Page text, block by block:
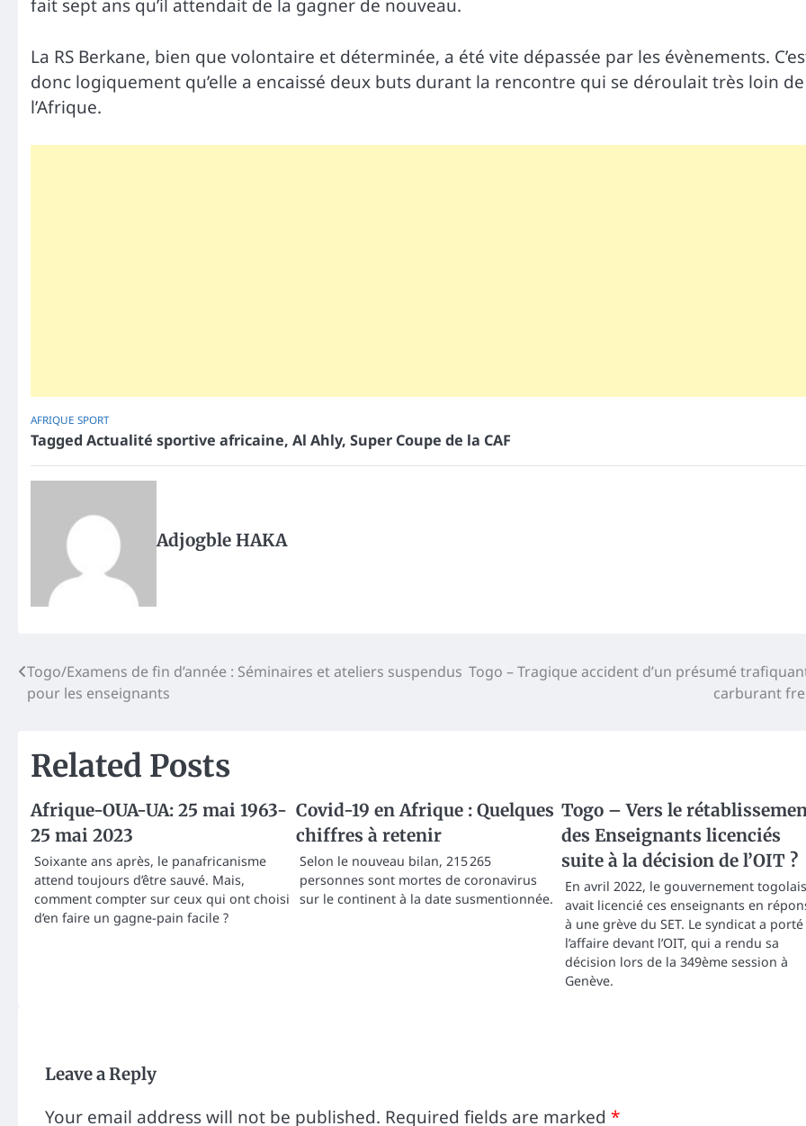
fait sept ans qu’il attendait de la gagner de nouveau.
La RS Berkane, bien que volontaire et déterminée, a été vite dépassée par les évènements.
donc logiquement qu’elle a encaissé deux buts durant la rencontre qui se déroulait très loin de
l’Afrique.
AFRIQUE SPORT
Tagged Actualité sportive africaine, Al Ahly, Super Coupe de la CAF
Adjogble HAKA
Post
navigation
Togo/Examens de fin d’année : Séminaires et ateliers suspendus
pour les enseignants
Togo – Tragique accident d’un présumé
carburant
Related Posts
Afrique-OUA-UA: 25 mai 1963-
25 mai 2023
Soixante ans après, le panafricanisme
attend toujours d’être sauvé. Mais,
comment compter sur ceux qui ont choisi
d’en faire un gagne-pain facile ?
Covid-19 en Afrique : Quelques
chiffres à retenir
Selon le nouveau bilan, 215 265
personnes sont mortes de coronavirus
sur le continent à la date susmentionnée.
Togo – Vers le
des Enseignants licenciés
suite à la décision de l’OIT ?
En avril 2022, le gouvernement togolais
avait licencié ces enseignants en
à une grève du SET. Le syndicat a porté
l’affaire devant l’OIT, qui a rendu sa
décision lors de la 349ème session à
Genève.
Leave a Reply
Your email address will not be published. Required fields are marked *